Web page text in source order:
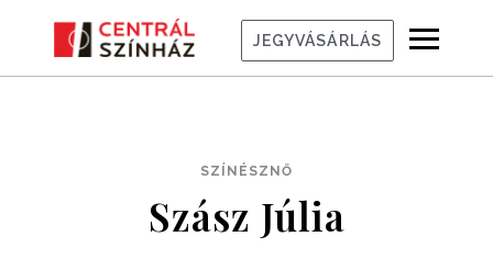
JEGYVÁSÁRLÁS
SZÍNÉSZNŐ
Szász Júlia